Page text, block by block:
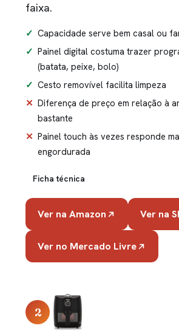
faixa.
Capacidade serve bem casal ou
Painel digital costuma trazer
(batata, peixe, bolo)
Cesto removível facilita limpeza
Diferença de preço em relação à
bastante
Painel touch às vezes responde
engordurada
Ficha técnica
Ver na Amazon Ver na
Ver no Mercado Livre
2